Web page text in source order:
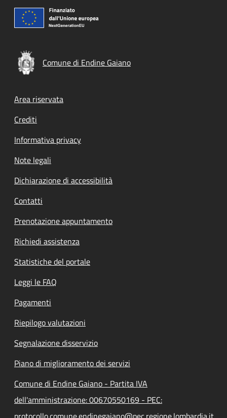
Comune di Endine Gaiano
Footer menu
Area riservata
Crediti
Informativa privacy
Note legali
Dichiarazione di accessibilità
Contatti
Prenotazione appuntamento
Richiedi assistenza
Statistiche del portale
Leggi le FAQ
Pagamenti
Riepilogo valutazioni
Segnalazione disservizio
Piano di miglioramento dei servizi
Comune di Endine Gaiano - Partita IVA
dell'amministrazione: 00670550169 - PEC: